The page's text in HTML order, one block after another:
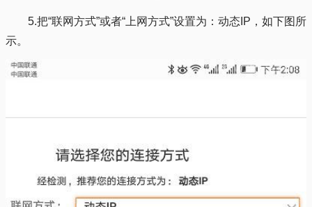
5.把“联网方式”或者“上网方式”设置为：动态IP，如下图所
示。